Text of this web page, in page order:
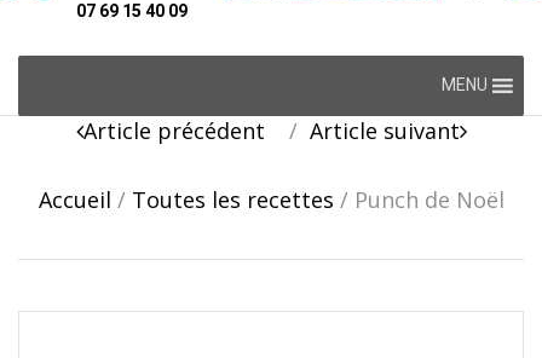
07 69 15 40 09
MENU
Article précédent Article suivant
Accueil / Toutes les recettes / Punch de Noël